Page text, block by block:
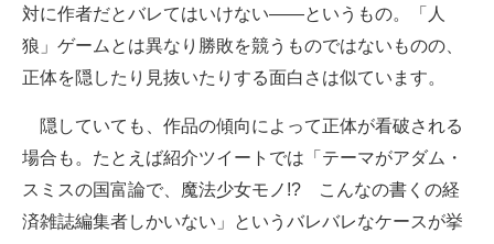
対に作者だとバレてはいけない――というもの。「人
狼」ゲームとは異なり勝敗を競うものではないものの、
正体を隠したり見抜いたりする面白さは似ています。
隠していても、作品の傾向によって正体が看破される
場合も。たとえば紹介ツイートでは「テーマがアダム・
スミスの国富論で、魔法少女モノ!? こんなの書くの経
済雑誌編集者しかいない」というバレバレなケースが挙